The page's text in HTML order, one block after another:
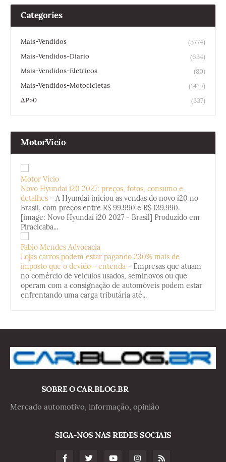
Categories
Mais-Vendidos
(3774)
Mais-Vendidos-Diario
(634)
Mais-Vendidos-Eletricos
(80)
Mais-Vendidos-Motocicletas
(1419)
ΔP>0
(337)
MotorVicio
Motor Vício
Novo Hyundai i20 2027: preços, fotos, consumo e
detalhes - A Hyundai iniciou as vendas do novo i20 no
Brasil, com preços entre R$ 99.990 e R$ 139.990.
[image: Novo Hyundai i20 2027 - Brasil] Produzido em
Piracicaba...
Fabio Mendes Advocacia
Lojas carros podem estar pagando 230% mais de
imposto que o devido - entenda - Empresas que atuam
no comércio de veículos usados, seminovos ou que
operam com a consignação de automóveis podem estar
enfrentando uma carga tributária até...
SOBRE O CAR.BLOG.BR
Mercado automotivo, informação, opinião
SIGA-NOS NAS REDES SOCIAIS